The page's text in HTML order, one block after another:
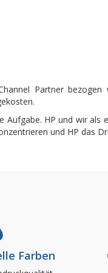
Partner
HP und wir als
und HP das
Farben